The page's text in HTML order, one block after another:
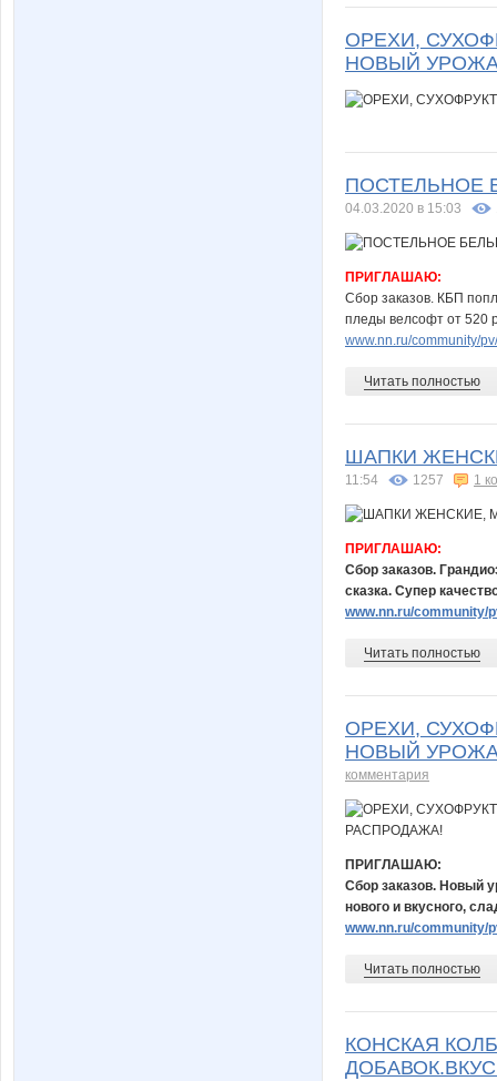
ОРЕХИ,
НОВЫЙ
ПОСТЕЛЬНОЕ
04.03.2020 в 15:03
ПРИГЛАШАЮ:
Сбор заказов. КБП
пледы велсофт от 520
www.nn.ru/community/
Читать полностью
ШАПКИ
11:54 1257 1
ПРИГЛАШАЮ:
Сбор заказов.
сказка. Супер
www.nn.ru/community/
Читать полностью
ОРЕХИ,
НОВЫЙ
комментария
ПРИГЛАШАЮ:
Сбор заказов. Новый
нового и вкусного,
www.nn.ru/community/
Читать полностью
КОНСКАЯ